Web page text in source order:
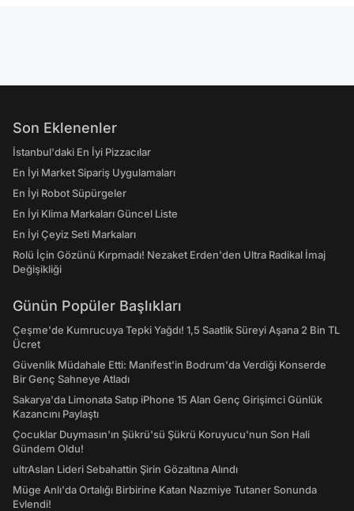
Son Eklenenler
İstanbul'daki En İyi Pizzacılar
En İyi Market Sipariş Uygulamaları
En İyi Robot Süpürgeler
En İyi Klima Markaları Güncel Liste
En İyi Çeyiz Seti Markaları
Rolü İçin Gözünü Kırpmadı! Nezaket Erden'den Ultra Radikal İmaj
Değişikliği
Günün Popüler Başlıkları
Çeşme'de Kumrucuya Tepki Yağdı! 1,5 Saatlik Süreyi Aşana 2 Bin TL
Ücret
Güvenlik Müdahale Etti: Manifest'in Bodrum'da Verdiği Konserde
Bir Genç Sahneye Atladı
Sakarya'da Limonata Satıp iPhone 15 Alan Genç Girişimci Günlük
Kazancını Paylaştı
Çocuklar Duymasın'ın Şükrü'sü Şükrü Koruyucu'nun Son Hali
Gündem Oldu!
ultrAslan Lideri Sebahattin Şirin Gözaltına Alındı
Müge Anlı'da Ortalığı Birbirine Katan Nazmiye Tutaner Sonunda
Evlendi!